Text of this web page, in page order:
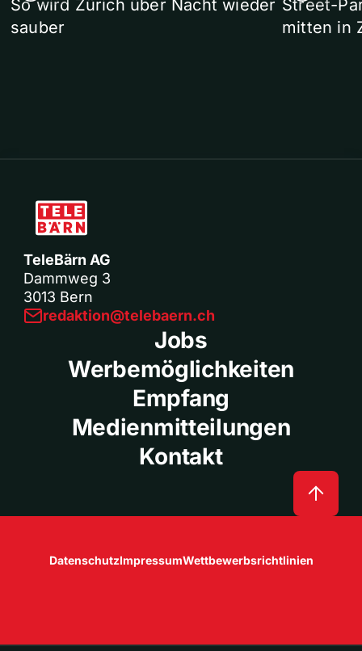
So wird Zürich über Nacht wieder
sauber
Street-
mitten in
TeleBärn AG
Dammweg 3
3013 Bern
redaktion@telebaern.ch
Jobs
Werbemöglichkeiten
Empfang
Medienmitteilungen
Kontakt
DatenschutzImpressumWettbewerbsrichtlinien